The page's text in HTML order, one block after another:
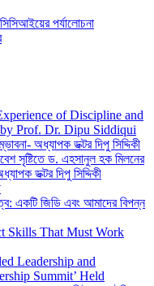
পর্যালোচনা
of Discipline and
Prof. Dr. Dipu Siddiqui
অধ্যাপক ডক্টর দিপু সিদ্দিকী
সৃষ্টিতে ড. এহসানুল হক মিলনের
ডক্টর দিপু সিদ্দিকী
একটি জিডি এবং আমাদের বিপন্ন
Skills That Must Work
Leadership and
Summit’ Held